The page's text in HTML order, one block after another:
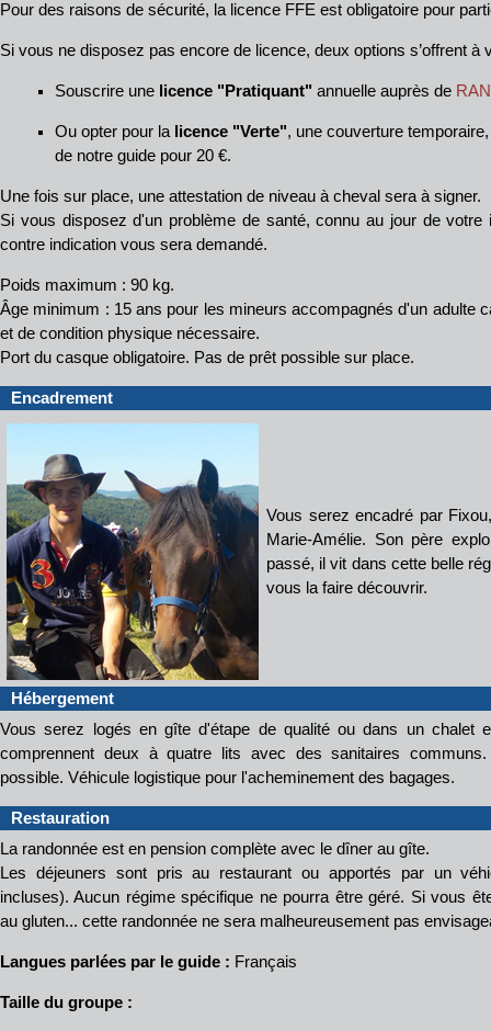
Pour des raisons de sécurité, la licence FFE est obligatoire pour
Si vous ne disposez pas encore de licence, deux options s’offrent à
Souscrire une licence "Pratiquant" annuelle auprès de
Ou opter pour la licence "Verte", une couverture
de notre guide pour 20 €.
Une fois sur place, une attestation de niveau à cheval sera à signer.
Si vous disposez d'un problème de santé, connu au jour de votre
contre indication vous sera demandé.
Poids maximum : 90 kg.
Âge minimum : 15 ans pour les mineurs accompagnés d'un adulte
et de condition physique nécessaire.
Port du casque obligatoire. Pas de prêt possible sur place.
Encadrement
Vous serez encadré par
Marie-Amélie. Son père
passé, il vit dans cette belle
vous la faire découvrir.
Hébergement
Vous serez logés en gîte d'étape de qualité ou dans un chalet
comprennent deux à quatre lits avec des sanitaires
possible. Véhicule logistique pour l'acheminement des bagages.
Restauration
La randonnée est en pension complète avec le dîner au gîte.
Les déjeuners sont pris au restaurant ou apportés par un
incluses). Aucun régime spécifique ne pourra être géré. Si vous
au gluten... cette randonnée ne sera malheureusement pas
Langues parlées par le guide : Français
Taille du groupe :